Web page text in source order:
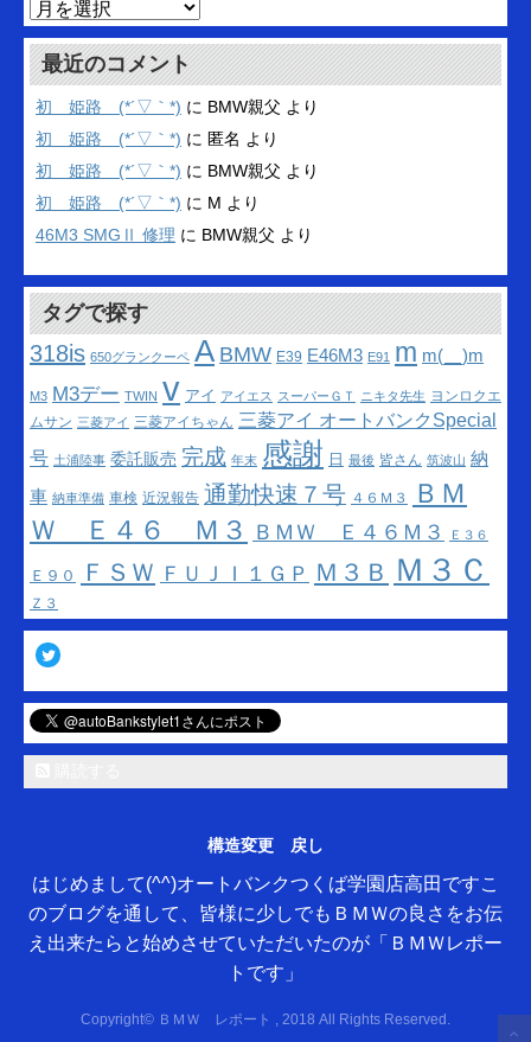
ア
ー
カ
イ
ブ
最近のコメント
初 姫路 (*´▽｀*) に BMW親父 より
初 姫路 (*´▽｀*) に 匿名 より
初 姫路 (*´▽｀*) に BMW親父 より
初 姫路 (*´▽｀*) に M より
46M3 SMGⅡ 修理 に BMW親父 より
タグで探す
318is 650グランクーペ A BMW E39 E46M3 E91 m m(__)m
M3 M3デー TWIN v アイ アイエス スーパーＧＴ ニキタ先生 ヨンロクエ
ムサン 三菱アイ 三菱アイちゃん 三菱アイ オートバンクSpecial
号 土浦陸事 委託販売 完成 年末 感謝 日 最後 皆さん 筑波山 納
車 納車準備 車検 近況報告 通勤快速７号 ４６Ｍ３
ＢＭ
Ｗ Ｅ４６ Ｍ３
ＢＭＷ Ｅ４６Ｍ３ Ｅ３６
Ｅ９０ ＦＳＷ ＦＵＪＩ１ＧＰ Ｍ３Ｂ Ｍ３Ｃ
Ｚ３
Twitter
構造変更 戻し
はじめまして(^^)オートバンクつくば学園店高田ですこ
のブログを通して、皆様に少しでもＢＭＷの良さをお伝
え出来たらと始めさせていただいたのが「ＢＭＷレポー
トです」
Copyright© ＢＭＷ レポート , 2018 All Rights Reserved.